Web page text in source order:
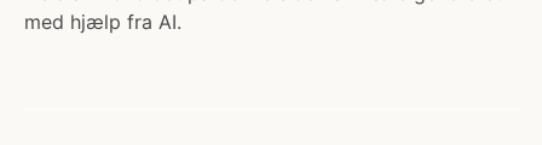
med hjælp fra AI.